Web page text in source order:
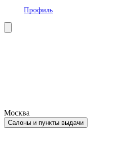
Профиль
Москва
Салоны и пункты выдачи